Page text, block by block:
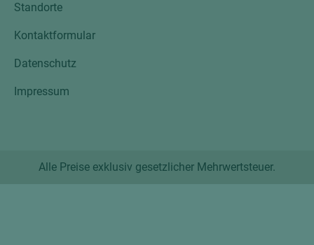
Standorte
Kontaktformular
Datenschutz
Impressum
Alle Preise exklusiv gesetzlicher Mehrwertsteuer.